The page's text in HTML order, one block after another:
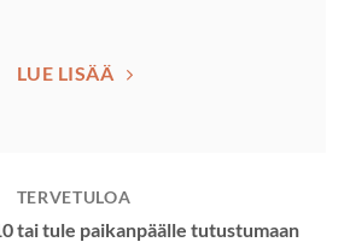
LUE LISÄÄ
TERVETULOA
tai tule paikanpäälle tutustumaan